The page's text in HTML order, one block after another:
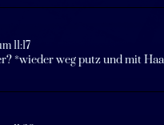
11:17
*wieder weg putz und mit